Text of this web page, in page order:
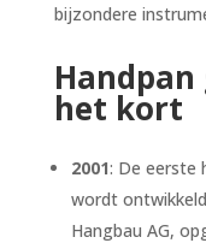
bijzondere
het kort
2001: De eerste
wordt
Hangbau AG,